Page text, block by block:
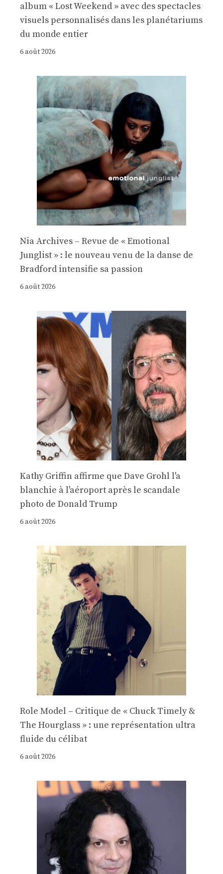
album « Lost Weekend » avec des spectacles
visuels personnalisés dans les planétariums
du monde entier
6 août 2026
Nia Archives – Revue de « Emotional
Junglist » : le nouveau venu de la danse de
Bradford intensifie sa passion
6 août 2026
Kathy Griffin affirme que Dave Grohl l'a
blanchie à l'aéroport après le scandale
photo de Donald Trump
6 août 2026
Role Model – Critique de « Chuck Timely &
The Hourglass » : une représentation ultra
fluide du célibat
6 août 2026